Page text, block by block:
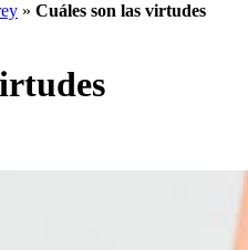
» Cuáles son las virtudes